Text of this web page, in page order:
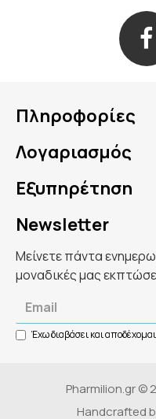
Πληροφορίες
Λογαριασμός
Εξυπηρέτηση
Newsletter
Μείνετε πάντα
μοναδικές μας
Έχω διαβάσει και
Pharmilion.gr ©
Handcrafted